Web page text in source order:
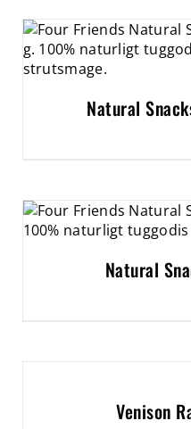
Natural
Natural
Venison